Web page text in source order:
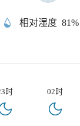
相对湿度 81%
时 02时